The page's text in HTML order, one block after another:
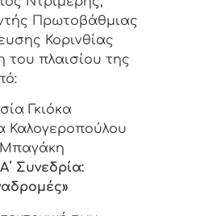
Πρωτοβάθμιας
Κορινθίας
του πλαισίου της
Γκιόκα
Καλογεροπούλου
Μπαγάκη
Α΄ Συνεδρία: